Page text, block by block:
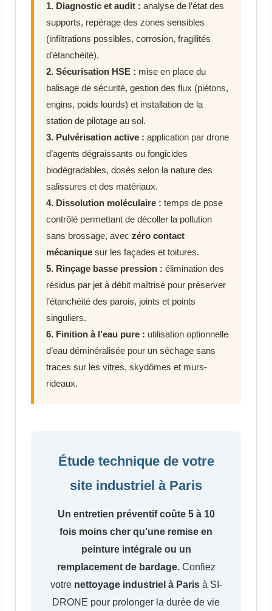
1. Diagnostic et audit : analyse de l’état des
supports, repérage des zones sensibles
(infiltrations possibles, corrosion, fragilités
d’étanchéité).
2. Sécurisation HSE : mise en place du
balisage de sécurité, gestion des flux (piétons,
engins, poids lourds) et installation de la
station de pilotage au sol.
3. Pulvérisation active : application par drone
d’agents dégraissants ou fongicides
biodégradables, dosés selon la nature des
salissures et des matériaux.
4. Dissolution moléculaire : temps de pose
contrôlé permettant de décoller la pollution
sans brossage, avec zéro contact
mécaniquesur les façades et toitures.
5. Rinçage basse pression : élimination des
résidus par jet à débit maîtrisé pour préserver
l’étanchéité des parois, joints et points
singuliers.
6. Finition à l’eau pure : utilisation optionnelle
d’eau déminéralisée pour un séchage sans
traces sur les vitres, skydômes et murs-
rideaux.
Étude technique de votre
site industriel à Paris
Un entretien préventif coûte 5 à 10
fois moins cher qu’une remise en
peinture intégrale ou un
remplacement de bardage.Confiez
votre nettoyage industriel à Parisà SI-
DRONE pour prolonger la durée de vie